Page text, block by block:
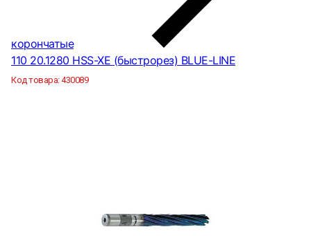
корончатые
110 20.1280 HSS-XE (быстрорез) BLUE-LINE
Код товара:430089